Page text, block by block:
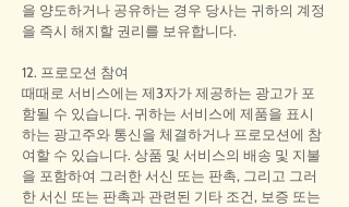
을 양도하거나 공유하는 경우 당사는 귀하의 계정
을 즉시 해지할 권리를 보유합니다.
12. 프로모션 참여
때때로 서비스에는 제3자가 제공하는 광고가 포
함될 수 있습니다. 귀하는 서비스에 제품을 표시
하는 광고주와 통신을 체결하거나 프로모션에 참
여할 수 있습니다. 상품 및 서비스의 배송 및 지불
을 포함하여 그러한 서신 또는 판촉, 그리고 그러
한 서신 또는 판촉과 관련된 기타 조건, 보증 또는